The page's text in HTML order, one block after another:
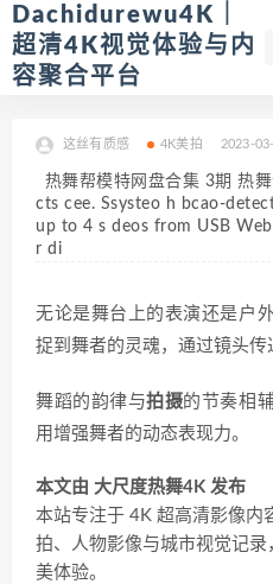
Dachidurewu4K｜
超清4K视觉体验与内
容聚合平台
这丝有质感 4K美拍 2023-
热舞帮模特网盘合集 3期 热
cts cee. Ssysteo h bcao-
up to 4 s deos from USB
r di
无论是舞台上的表演还是户
捉到舞者的灵魂，通过镜头传
舞蹈的韵律与拍摄的节奏相
用增强舞者的动态表现力。
本文由 大尺度热舞4K 发布
本站专注于 4K 超高清影像内
拍、人物影像与城市视觉记
美体验。